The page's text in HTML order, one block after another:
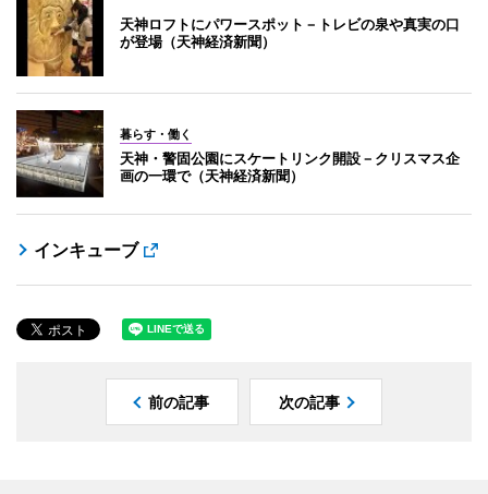
天神ロフトにパワースポット－トレビの泉や真実の口
が登場（天神経済新聞）
暮らす・働く
天神・警固公園にスケートリンク開設－クリスマス企
画の一環で（天神経済新聞）
インキューブ
前の記事 次の記事